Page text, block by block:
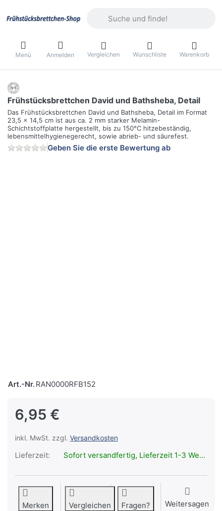
Menü Anmelden Vergleichen Wunschliste Warenkorb
Frühstücksbrettchen David und Bathsheba, Detail
Das Frühstücksbrettchen David und Bathsheba, Detail im Format
23,5 x 14,5 cm ist aus ca. 2 mm starker Melamin-
Schichtstoffplatte hergestellt, bis zu 150°C hitzebeständig,
lebensmittelhygienegerecht, sowie abrieb- und säurefest.
Geben Sie die erste Bewertung ab
Art.-Nr.RAN0000RFB152
6,95 €
inkl. MwSt. zzgl. Versandkosten
Lieferzeit: Sofort versandfertig, Lieferzeit 1-3 Werktage.
Merken Vergleichen Fragen? Weitersagen